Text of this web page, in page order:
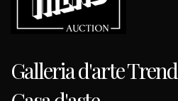
Galleria d'arte Trend